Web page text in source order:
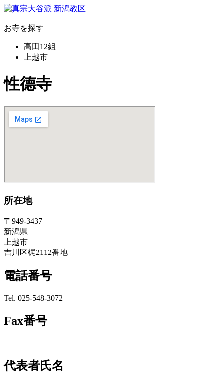
お寺を探す
高田12組
上越市
性德寺
所在地
〒949-3437
新潟県
上越市
吉川区梶2112番地
電話番号
Tel. 025-548-3072
Fax番号
–
代表者氏名